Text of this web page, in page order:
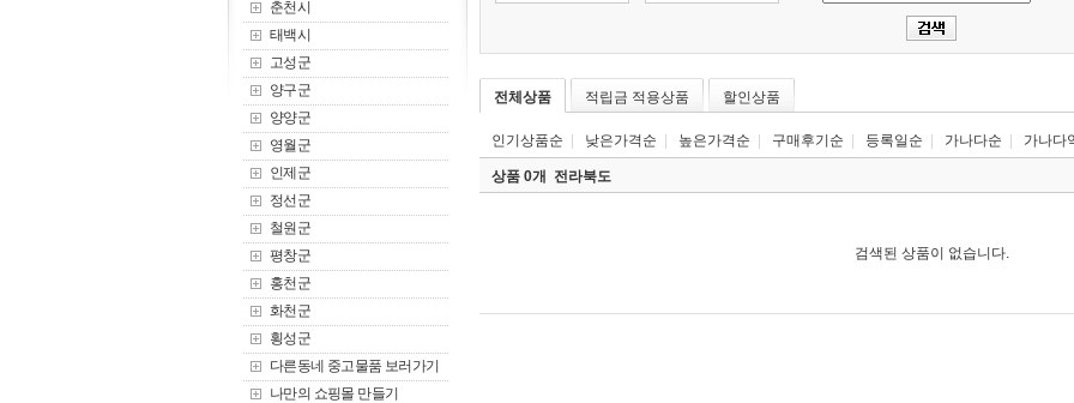
춘천시
태백시
고성군
양구군
양양군
영월군
인제군
정선군
철원군
평창군
홍천군
화천군
횡성군
다른동네 중고물품 보러가기
나만의 쇼핑몰 만들기
전체상품 적립금 적용상품 할인상품
인기상품순 낮은가격순 높은가격순 구매후기순 등록일순 가나다순 가나다
상품 0개 전라북도
검색된 상품이 없습니다.